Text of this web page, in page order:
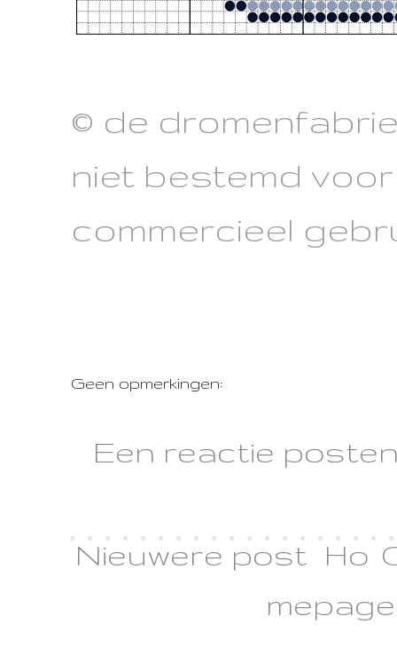
© de
niet bestemd voor
commercieel
Geen opmerkingen:
Een reactie
Nieuwere post Ho
mepage